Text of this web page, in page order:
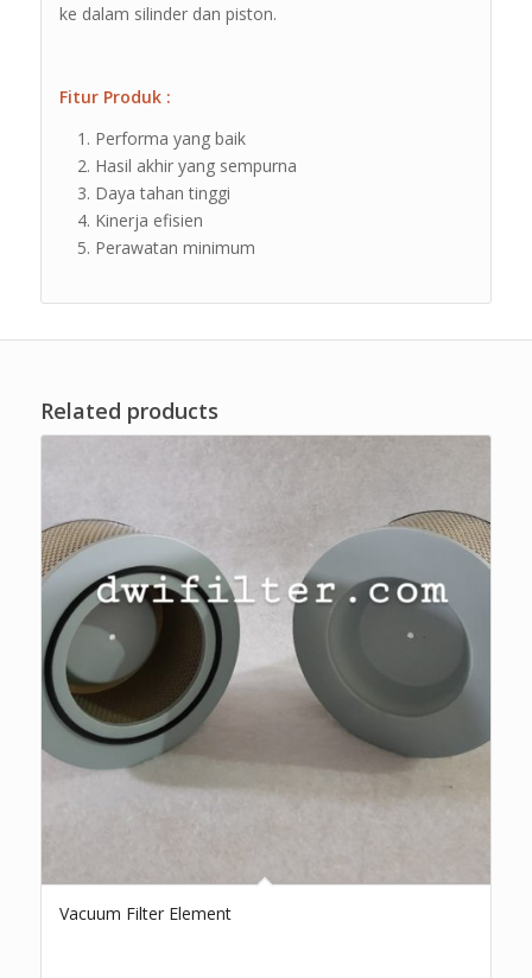
ke dalam silinder dan piston.
Fitur Produk :
Performa yang baik
Hasil akhir yang sempurna
Daya tahan tinggi
Kinerja efisien
Perawatan minimum
Related products
Vacuum Filter Element